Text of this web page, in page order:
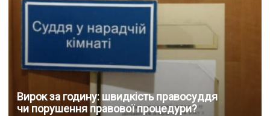
Вирок за годину: швидкість правосуддя
чи порушення правової процедури?